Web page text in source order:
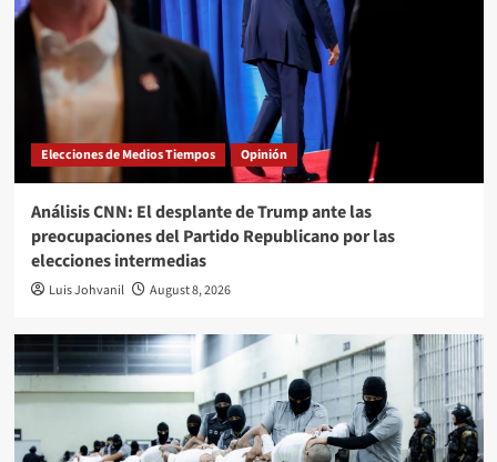
Elecciones de Medios Tiempos Opinión
Análisis CNN: El desplante de Trump ante las
preocupaciones del Partido Republicano por las
elecciones intermedias
Luis Johvanil August 8, 2026